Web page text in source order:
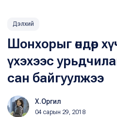
Дэлхий
Шонхорыг өндөр
үхэхээс
сан байгуулжээ
Х.Оргил
04 сарын 29, 2018